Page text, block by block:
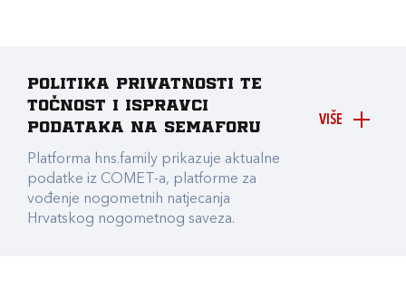
VIŠE
Politika privatnosti te
točnost i ispravci
podataka na Semaforu
Platforma hns.family prikazuje aktualne
podatke iz COMET-a, platforme za
vođenje nogometnih natjecanja
Hrvatskog nogometnog saveza.